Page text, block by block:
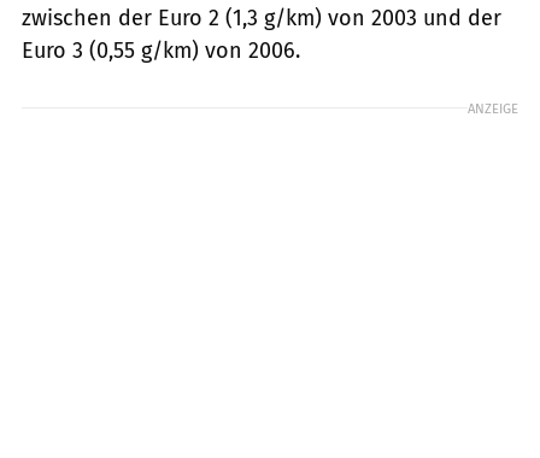
zwischen der Euro 2 (1,3 g/km) von 2003 und der
Euro 3 (0,55 g/km) von 2006.
ANZEIGE